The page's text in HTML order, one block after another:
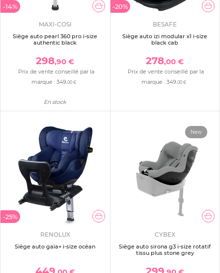
-14%
MAXI-COSI
Siège auto pearl 360 pro i-size
authentic black
298,90 €
Prix de vente conseillé par la
marque :349,00 €
En stock
-20%
BESAFE
Siège auto izi modular x1 i-size
black cab
278,00 €
Prix de vente conseillé par la
marque : 349,00 €
-25%
RENOLUX
Siège auto gaïa+ i-size océan
New
CYBEX
Siège auto sirona g3 i-size rotatif
tissu plus stone grey